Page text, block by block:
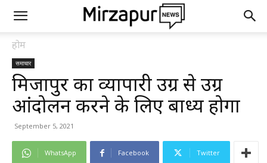
होम
समाचार
मिर्जापुर का व्यापारी उग्र से उग्र
आंदोलन करने के लिए बाध्य होगा
September 5, 2021
WhatsApp Facebook Twitter